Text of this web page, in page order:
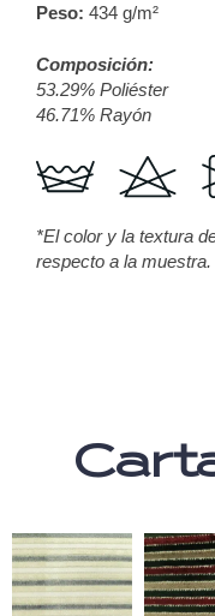
Peso: 434 g/m²
Composición:
53.29% Poliéster
46.71% Rayón
*El color y la textura
respecto a la muestra.